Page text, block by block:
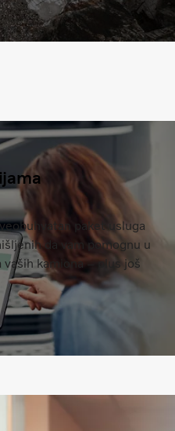
paket usluga
da vam pomognu u
kamiona – plus još